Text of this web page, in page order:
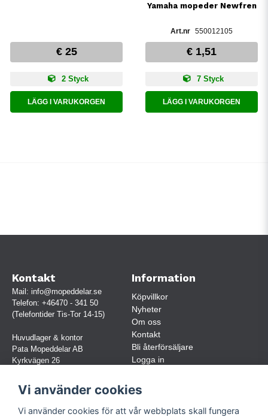
€ 25
2 Styck
LÄGG I VARUKORGEN
Yamaha mopeder Newfren
550012105
€ 1,51
7 Styck
LÄGG I VARUKORGEN
Kontakt
Mail: info@mopeddelar.se
Telefon: +46470 - 341 50
(Telefontider Tis-Tor 14-15)
Huvudlager & kontor
Pata Mopeddelar AB
Kyrkvägen 26
(OBS. Endast förbokade besök)
Org.nr:
559030-5248
Information
Köpvillkor
Nyheter
Om oss
Kontakt
Bli återförsäljare
Logga in
Vi använder cookies
Vi använder cookies för att vår webbplats skall fungera